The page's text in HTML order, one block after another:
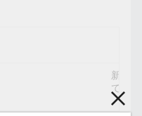
新しい
てく